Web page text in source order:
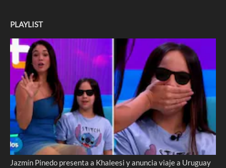
PLAYLIST
Jazmín Pinedo presenta a Khaleesi y anuncia viaje a Uruguay